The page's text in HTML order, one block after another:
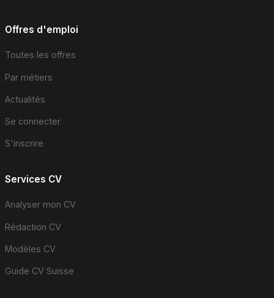
Offres d'emploi
Toutes les offres
Par métiers
Actualités
Se connecter
S'inscrire
Services CV
Analyser mon CV
Rédaction CV
Modèles CV
Guide CV Suisse